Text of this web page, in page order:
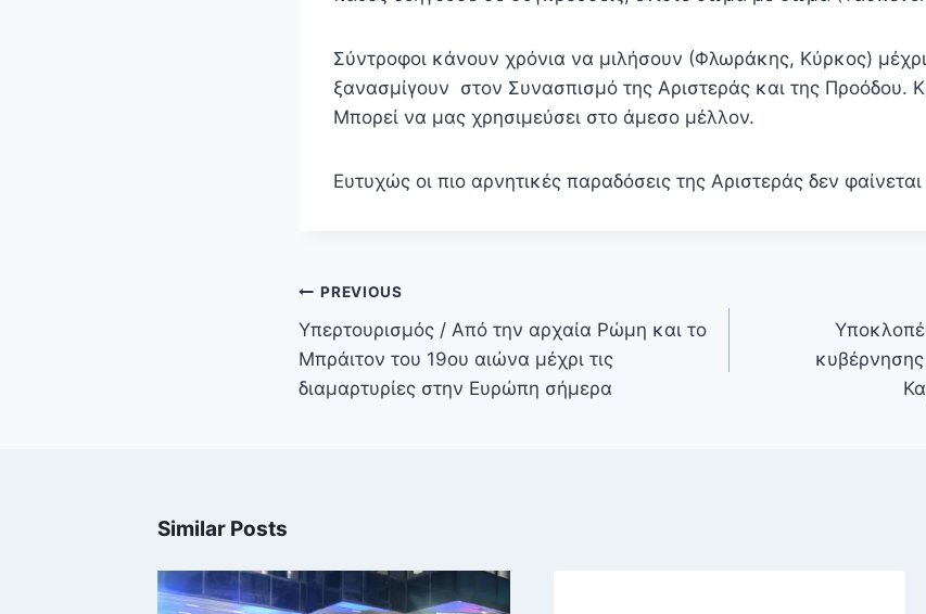
Σύντροφοι κάνουν χρόνια να μιλήσουν (Φλωράκης, Κύρκος)
ξανασμίγουν στον Συνασπισμό της Αριστεράς και της Προόδου.
Μπορεί να μας χρησιμεύσει στο άμεσο μέλλον.
Ευτυχώς οι πιο αρνητικές παραδόσεις της Αριστεράς δεν
Πλοήγηση
άρθρων
PREVIOUS
Υπερτουρισμός / Από την αρχαία Ρώμη και το
Μπράιτον του 19ου αιώνα μέχρι τις
διαμαρτυρίες στην Ευρώπη σήμερα
Similar Posts